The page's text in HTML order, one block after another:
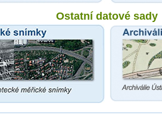
Ostatní datové sady